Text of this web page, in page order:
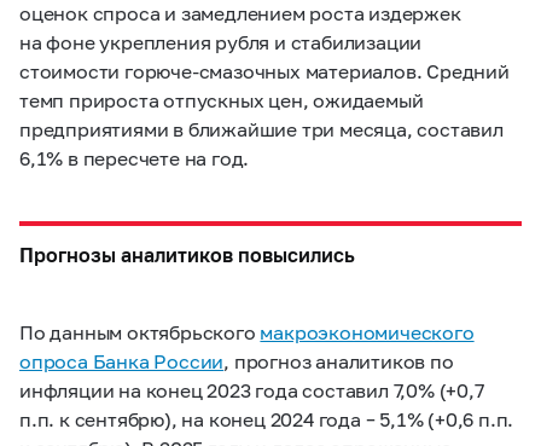
оценок спроса и замедлением роста издержек
на фоне укрепления рубля и стабилизации
стоимости горюче-смазочных материалов. Средний
темп прироста отпускных цен, ожидаемый
предприятиями в ближайшие три месяца, составил
6,1% в пересчете на год.
Прогнозы аналитиков повысились
По данным октябрьского макроэкономического
опроса Банка России, прогноз аналитиков по
инфляции на конец 2023 года составил 7,0% (+0,7
п.п. к сентябрю), на конец 2024 года – 5,1% (+0,6 п.п.